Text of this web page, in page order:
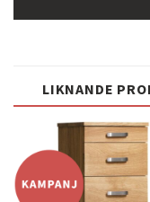
LIKNANDE